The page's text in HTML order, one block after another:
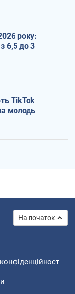
року:
6,5 до 3
TikTok
молодь
На початок